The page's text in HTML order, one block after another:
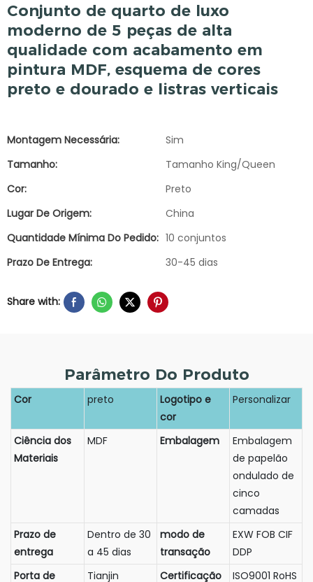
Conjunto de quarto de luxo
moderno de 5 peças de alta
qualidade com acabamento em
pintura MDF, esquema de cores
preto e dourado e listras verticais
Montagem Necessária:
Sim
Tamanho:
Tamanho King/Queen
Cor:
Preto
Lugar De Origem:
China
Quantidade Mínima Do Pedido: 10 conjuntos
Prazo De Entrega:
30-45 dias
Share with:
Parâmetro Do Produto
Cor preto
Logotipo e
cor
Personalizar
Ciência dos
Materiais
MDF Embalagem
Embalagem
de papelão
ondulado de
cinco
camadas
Prazo de
entrega
Dentro de 30
a 45 dias
modo de
transação
EXW FOB CIF
DDP
Porta de
Tianjin Certificação ISO9001 RoHS